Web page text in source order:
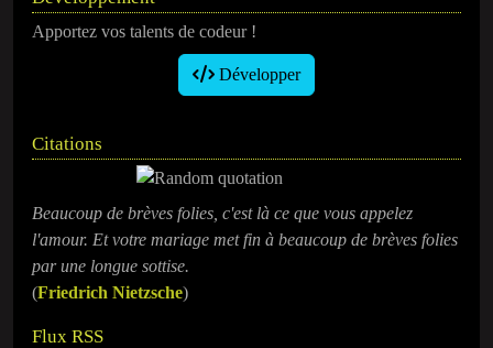
Apportez vos talents de codeur !
Développer
Citations
Beaucoup de brèves folies, c'est là ce que vous appelez
l'amour. Et votre mariage met fin à beaucoup de brèves folies
par une longue sottise.
(Friedrich Nietzsche)
Flux RSS